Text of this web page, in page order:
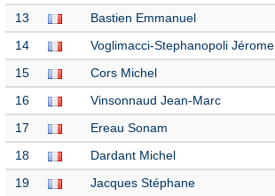
13 Bastien Emmanuel
14 Voglimacci-Stephanopoli Jérome
15 Cors Michel
16 Vinsonnaud Jean-Marc
17 Ereau Sonam
18 Dardant Michel
19 Jacques Stéphane